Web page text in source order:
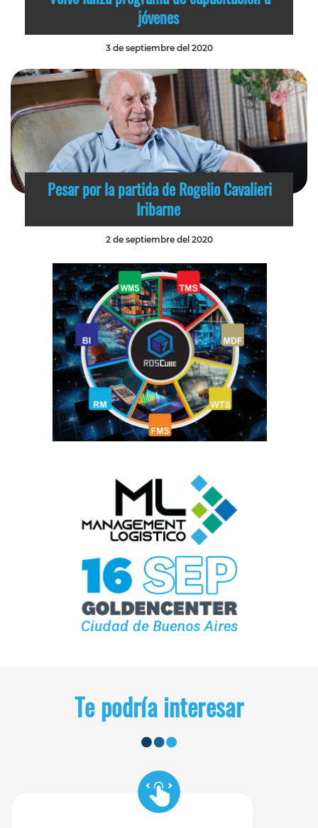
jóvenes
3 de septiembre del 2020
Pesar por la partida de Rogelio Cavalieri
Iribarne
2 de septiembre del 2020
Te podría interesar